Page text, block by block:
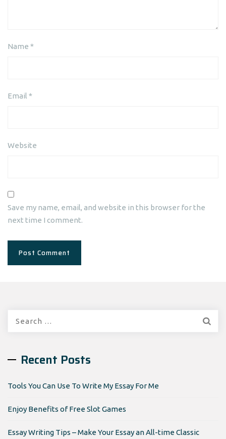
Name *
Email *
Website
Save my name, email, and website in this browser for the
next time I comment.
Recent Posts
Tools You Can Use To Write My Essay For Me
Enjoy Benefits of Free Slot Games
Essay Writing Tips – Make Your Essay an All-time Classic